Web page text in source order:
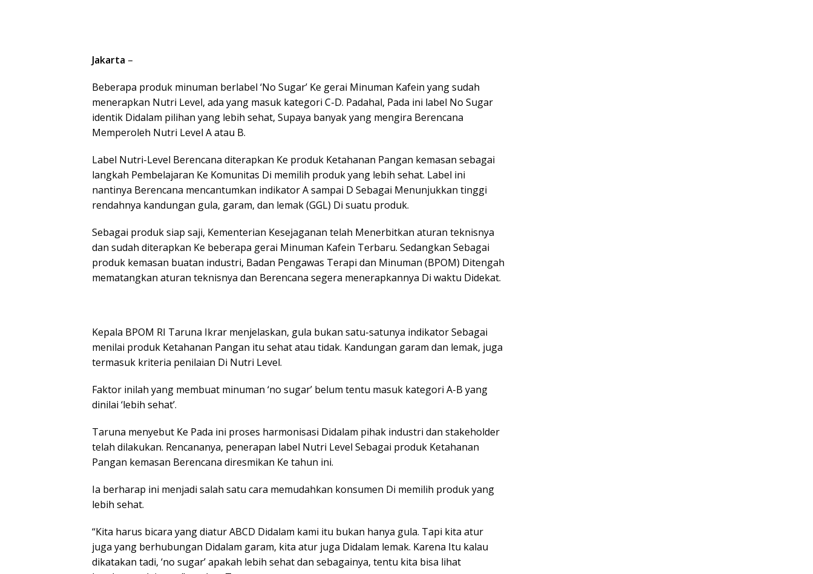
Jakarta –
Beberapa produk minuman berlabel ‘No Sugar’ Ke gerai Minuman Kafein yang sudah
menerapkan Nutri Level, ada yang masuk kategori C-D. Padahal, Pada ini label No Sugar
identik Didalam pilihan yang lebih sehat, Supaya banyak yang mengira Berencana
Memperoleh Nutri Level A atau B.
Label Nutri-Level Berencana diterapkan Ke produk Ketahanan Pangan kemasan sebagai
langkah Pembelajaran Ke Komunitas Di memilih produk yang lebih sehat. Label ini
nantinya Berencana mencantumkan indikator A sampai D Sebagai Menunjukkan tinggi
rendahnya kandungan gula, garam, dan lemak (GGL) Di suatu produk.
Sebagai produk siap saji, Kementerian Kesejaganan telah Menerbitkan aturan teknisnya
dan sudah diterapkan Ke beberapa gerai Minuman Kafein Terbaru. Sedangkan Sebagai
produk kemasan buatan industri, Badan Pengawas Terapi dan Minuman (BPOM) Ditengah
mematangkan aturan teknisnya dan Berencana segera menerapkannya Di waktu Didekat.
Kepala BPOM RI Taruna Ikrar menjelaskan, gula bukan satu-satunya indikator Sebagai
menilai produk Ketahanan Pangan itu sehat atau tidak. Kandungan garam dan lemak, juga
termasuk kriteria penilaian Di Nutri Level.
Faktor inilah yang membuat minuman ‘no sugar’ belum tentu masuk kategori A-B yang
dinilai ‘lebih sehat’.
Taruna menyebut Ke Pada ini proses harmonisasi Didalam pihak industri dan stakeholder
telah dilakukan. Rencananya, penerapan label Nutri Level Sebagai produk Ketahanan
Pangan kemasan Berencana diresmikan Ke tahun ini.
Ia berharap ini menjadi salah satu cara memudahkan konsumen Di memilih produk yang
lebih sehat.
“Kita harus bicara yang diatur ABCD Didalam kami itu bukan hanya gula. Tapi kita atur
juga yang berhubungan Didalam garam, kita atur juga Didalam lemak. Karena Itu kalau
dikatakan tadi, ‘no sugar’ apakah lebih sehat dan sebagainya, tentu kita bisa lihat